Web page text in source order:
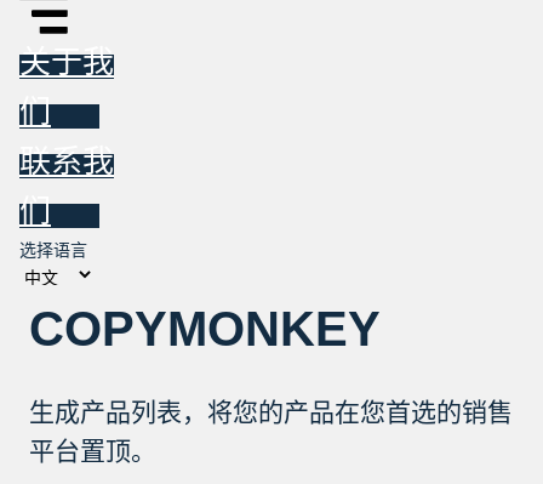
关于我
们
联系我
们
选择语言
COPYMONKEY
生成产品列表，将您的产品在您首选的销售
平台置顶。